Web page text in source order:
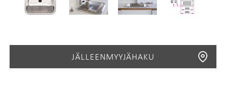
JÄLLEENMYYJÄHAKU